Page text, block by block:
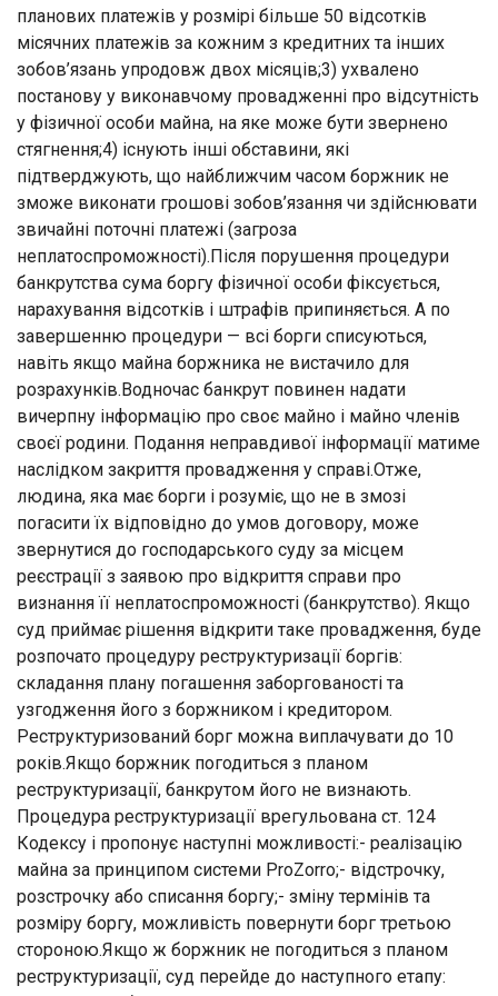
планових платежів у розмірі більше 50 відсотків
місячних платежів за кожним з кредитних та інших
зобов’язань упродовж двох місяців;3) ухвалено
постанову у виконавчому провадженні про відсутність
у фізичної особи майна, на яке може бути звернено
стягнення;4) існують інші обставини, які
підтверджують, що найближчим часом боржник не
зможе виконати грошові зобов’язання чи здійснювати
звичайні поточні платежі (загроза
неплатоспроможності).Після порушення процедури
банкрутства сума боргу фізичної особи фіксується,
нарахування відсотків і штрафів припиняється. А по
завершенню процедури — всі борги списуються,
навіть якщо майна боржника не вистачило для
розрахунків.Водночас банкрут повинен надати
вичерпну інформацію про своє майно і майно членів
своєї родини. Подання неправдивої інформації матиме
наслідком закриття провадження у справі.Отже,
людина, яка має борги і розуміє, що не в змозі
погасити їх відповідно до умов договору, може
звернутися до господарського суду за місцем
реєстрації з заявою про відкриття справи про
визнання її неплатоспроможності (банкрутство). Якщо
суд приймає рішення відкрити таке провадження, буде
розпочато процедуру реструктуризації боргів:
складання плану погашення заборгованості та
узгодження його з боржником і кредитором.
Реструктуризований борг можна виплачувати до 10
років.Якщо боржник погодиться з планом
реструктуризації, банкрутом його не визнають.
Процедура реструктуризації врегульована ст. 124
Кодексу і пропонує наступні можливості:- реалізацію
майна за принципом системи ProZorro;- відстрочку,
розстрочку або списання боргу;- зміну термінів та
розміру боргу, можливість повернути борг третьою
стороною.Якщо ж боржник не погодиться з планом
реструктуризації, суд перейде до наступного етапу: